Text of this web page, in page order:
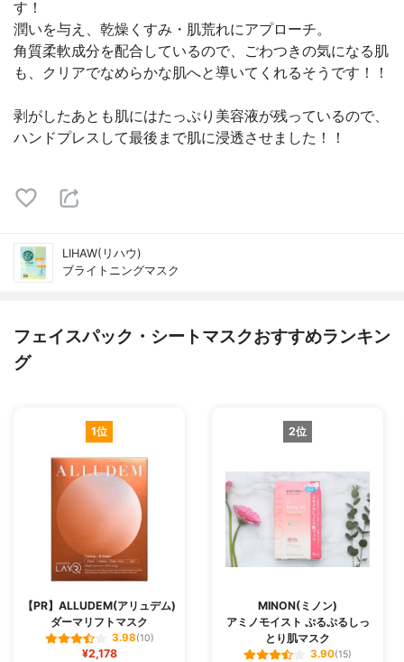
す！
潤いを与え、乾燥くすみ・肌荒れにアプローチ。
角質柔軟成分を配合しているので、ごわつきの気になる肌
も、クリアでなめらかな肌へと導いてくれるそうです！！
剥がしたあとも肌にはたっぷり美容液が残っているので、
ハンドプレスして最後まで肌に浸透させました！！
LIHAW(リハウ)
ブライトニングマスク
フェイスパック・シートマスクおすすめランキン
グ
1位
【PR】ALLUDEM(アリュデム)
ダーマリフトマスク
3.98(10)
¥2,178
2位
MINON(ミノン)
アミノモイスト ぷるぷるしっ
とり肌マスク
3.90(15)